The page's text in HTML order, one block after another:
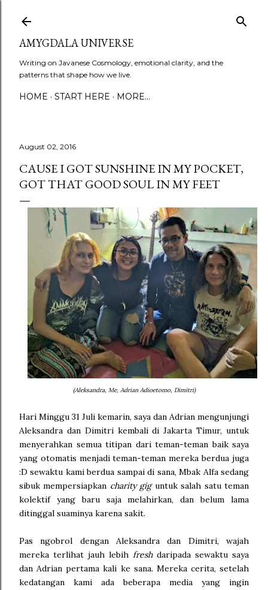
AMYGDALA UNIVERSE
Writing on Javanese Cosmology, emotional clarity, and the
patterns that shape how we live.
HOME START HERE MORE…
August 02, 2016
CAUSE I GOT SUNSHINE IN MY POCKET,
GOT THAT GOOD SOUL IN MY FEET
(Aleksandra, Me, Adrian Adioetomo, Dimitri)
Hari Minggu 31 Juli kemarin, saya dan Adrian mengunjungi
Aleksandra dan Dimitri kembali di Jakarta Timur, untuk
menyerahkan semua titipan dari teman-teman baik saya
yang otomatis menjadi teman-teman mereka berdua juga
:D sewaktu kami berdua sampai di sana, Mbak Alfa sedang
sibuk mempersiapkan charity giguntuk salah satu teman
kolektif yang baru saja melahirkan, dan belum lama
ditinggal suaminya karena sakit.
Pas ngobrol dengan Aleksandra dan Dimitri, wajah
mereka terlihat jauh lebih freshdaripada sewaktu saya
dan Adrian pertama kali ke sana. Mereka cerita, setelah
kedatangan kami ada beberapa media yang ingin